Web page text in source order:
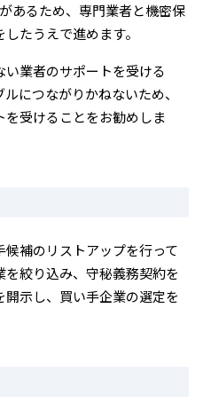
あるため、専門業者と機密保
たうえで進めます。
業者のサポートを受ける
につながりかねないため、
受けることをお勧めしま
補のリストアップを行って
絞り込み、守秘義務契約を
示し、買い手企業の選定を